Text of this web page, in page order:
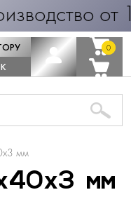
от 1 дня!
0
0
мм
мм